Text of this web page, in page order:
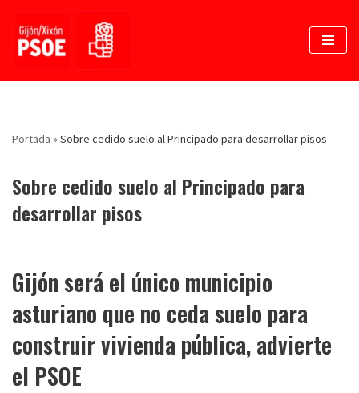
Saltar
contenido
Portada » Sobre cedido suelo al Principado para desarrollar pisos
Sobre cedido suelo al Principado para
desarrollar pisos
Gijón será el único municipio
asturiano que no ceda suelo para
construir vivienda pública, advierte
el PSOE